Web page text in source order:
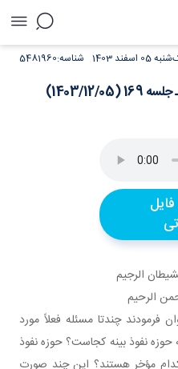
مباحث فقه ـ قضا و شهادت ـ جلسه 169 05 اسفند 1403 5481960شناسه:
12/05)
فایل
الرجيم
الرحيم
چندتا مسئله فعلاً مورد
نفوذ بينه کجاست؟ حوزه نفوذ
مؤخر هستند؟ اين چند صورت